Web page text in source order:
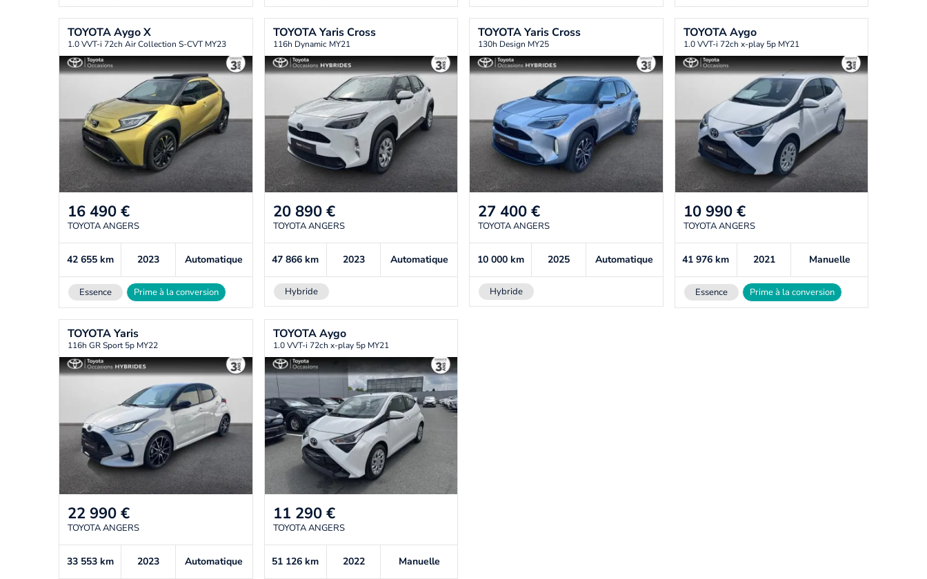
TOYOTAAygo X
1.0 VVT-i 72ch Air Collection S-CVT MY23
16 490 €
TOYOTA ANGERS
42 655 km 2023 Automatique
Essence Prime à la conversion
TOYOTAYaris Cross
116h Dynamic MY21
20 890 €
TOYOTA ANGERS
47 866km 2023 Automatique
Hybride
TOYOTAYaris Cross
130h Design MY25
27 400 €
TOYOTA ANGERS
10 000 km 2025 Automatique
Hybride
TOYOTAAygo
1.0 VVT-i 72ch x-play 5p MY21
10 990 €
TOYOTA ANGERS
41 976km 2021 Manuelle
Essence Prime à la conversion
TOYOTAYaris
116h GR Sport 5p MY22
22 990 €
TOYOTA ANGERS
33 553 km 2023 Automatique
TOYOTAAygo
1.0 VVT-i 72ch x-play 5p MY21
11 290 €
TOYOTA ANGERS
51 126km 2022 Manuelle